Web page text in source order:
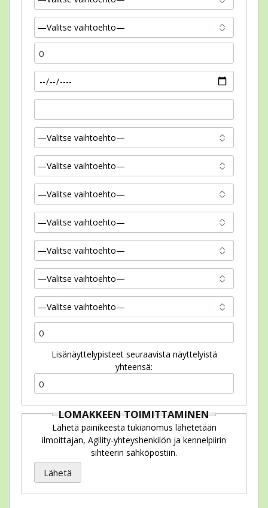
Lisänäyttelypisteet seuraavista näyttelyistä
yhteensä:
LOMAKKEEN TOIMITTAMINEN
Lähetä painikeesta tukianomus lähetetään
ilmoittajan, Agility-yhteyshenkilön ja kennelpiirin
sihteerin sähköpostiin.